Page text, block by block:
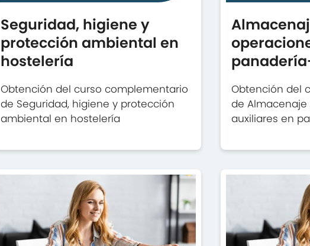
Seguridad, higiene y
protección ambiental en
hostelería
Obtención del curso complementario
de Seguridad, higiene y protección
ambiental en hostelería
Obtención del
de
auxiliares en